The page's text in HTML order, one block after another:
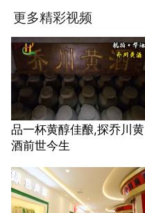
更多精彩视频
品一杯黄醇佳酿,探乔川黄
酒前世今生